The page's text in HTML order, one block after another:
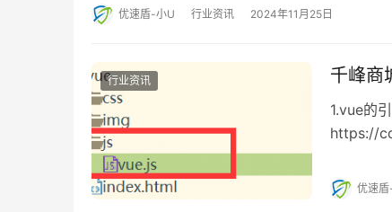
优速盾-小U 行业资讯 2024年11月25日
行业资讯 千峰商
1.vue的
https://
优速